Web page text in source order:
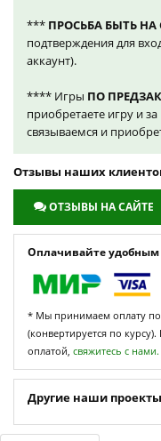
*** ПРОСЬБА БЫТЬ НА
подтверждения для
аккаунт).
**** Игры ПО
приобретаете игру и
связываемся и
Отзывы наших
ОТЗЫВЫ НА САЙТЕ
Оплачивайте удобным
* Мы принимаем оплату
(конвертируется по
оплатой, свяжитесь с нами.
Другие наши